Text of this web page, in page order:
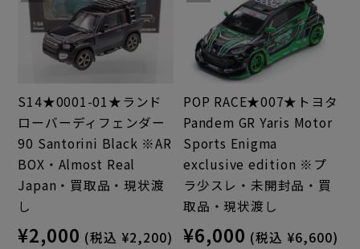
S14★0001-01★ランド
ローバーディフェンダー
90 Santorini Black ※AR
BOX・Almost Real
Japan・買取品・現状渡
し
¥2,000 (税込 ¥2,200)
POP RACE★007★トヨタ
Pandem GR Yaris Motor
Sports Enigma
exclusive edition ※プ
ラ少スレ・未開封品・買
取品・現状渡し
¥6,000 (税込 ¥6,600)